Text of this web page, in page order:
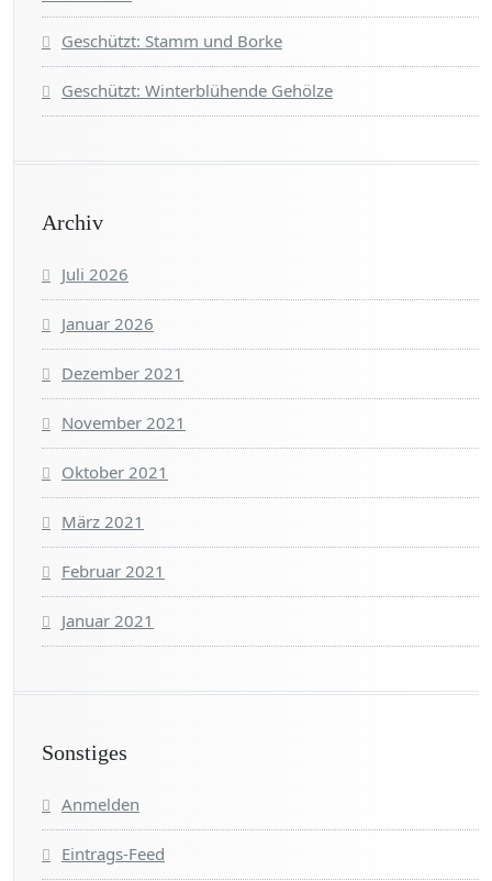
Geschützt: Stamm und Borke
Geschützt: Winterblühende Gehölze
Archiv
Juli 2026
Januar 2026
Dezember 2021
November 2021
Oktober 2021
März 2021
Februar 2021
Januar 2021
Sonstiges
Anmelden
Eintrags-Feed